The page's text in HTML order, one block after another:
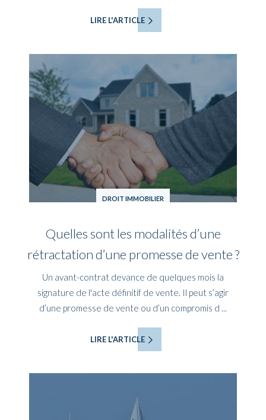
LIRE L'ARTICLE
DROIT IMMOBILIER
Quelles sont les modalités d’une
rétractation d’une promesse de vente ?
Un avant-contrat devance de quelques mois la
signature de l'acte définitif de vente. Il peut s’agir
d’une promesse de vente ou d’un compromis d ...
LIRE L'ARTICLE